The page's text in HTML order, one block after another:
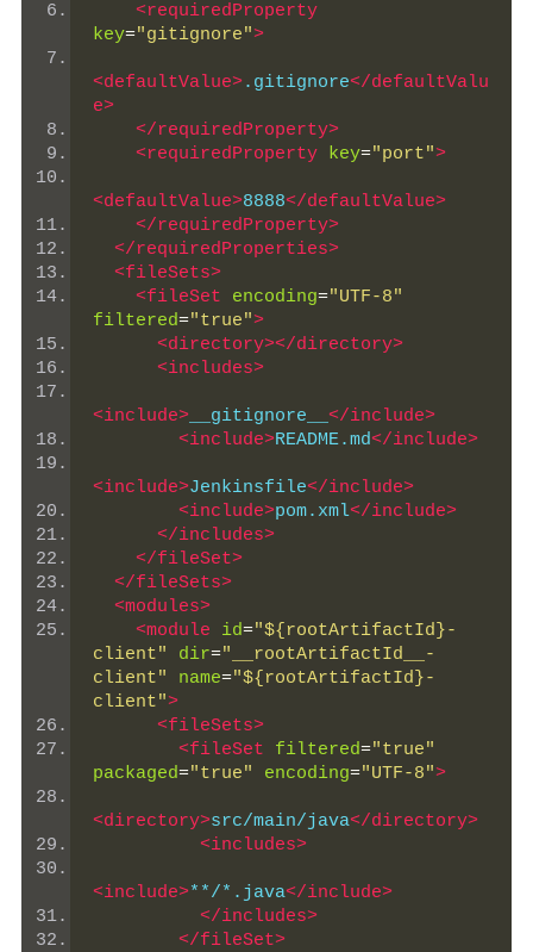
<requiredProperty
key="gitignore">
<defaultValue>.gitignore</defaultValu
e>
</requiredProperty>
<requiredProperty key="port">
<defaultValue>8888</defaultValue>
</requiredProperty>
</requiredProperties>
<fileSets>
<fileSet
encoding="UTF-8"
filtered="true">
<directory></directory>
<includes>
<include> __gitignore__ </include>
<include>README.md</include>
<include>Jenkinsfile</include>
<include>pom.xml</include>
</includes>
</fileSet>
</fileSets>
<modules>
<module
id="${rootArtifactId}-
client"
dir="__rootArtifactId__-
client"
name="${rootArtifactId}-
client">
<fileSets>
<fileSet
filtered="true"
packaged="true" encoding="UTF-8">
<directory>src/main/java</directory>
<includes>
<include>**/*.java</include>
</includes>
</fileSet>